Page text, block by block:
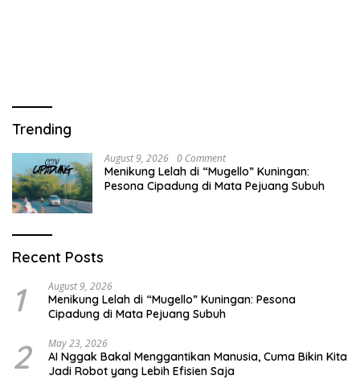
Trending
August 9, 2026 0 Comment
Menikung Lelah di “Mugello” Kuningan:
Pesona Cipadung di Mata Pejuang Subuh
Recent Posts
1 August 9, 2026
Menikung Lelah di “Mugello” Kuningan: Pesona
Cipadung di Mata Pejuang Subuh
2 May 23, 2026
AI Nggak Bakal Menggantikan Manusia, Cuma Bikin Kita
Jadi Robot yang Lebih Efisien Saja